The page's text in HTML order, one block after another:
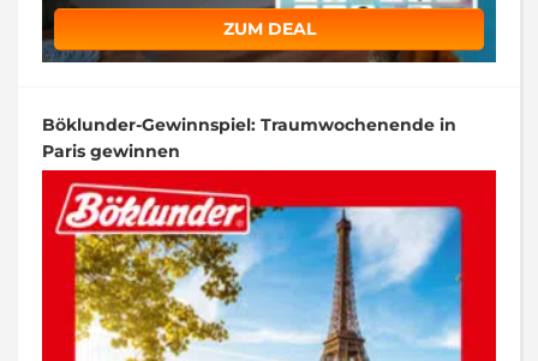
ZUM DEAL
Böklunder-Gewinnspiel: Traumwochenende in
Paris gewinnen